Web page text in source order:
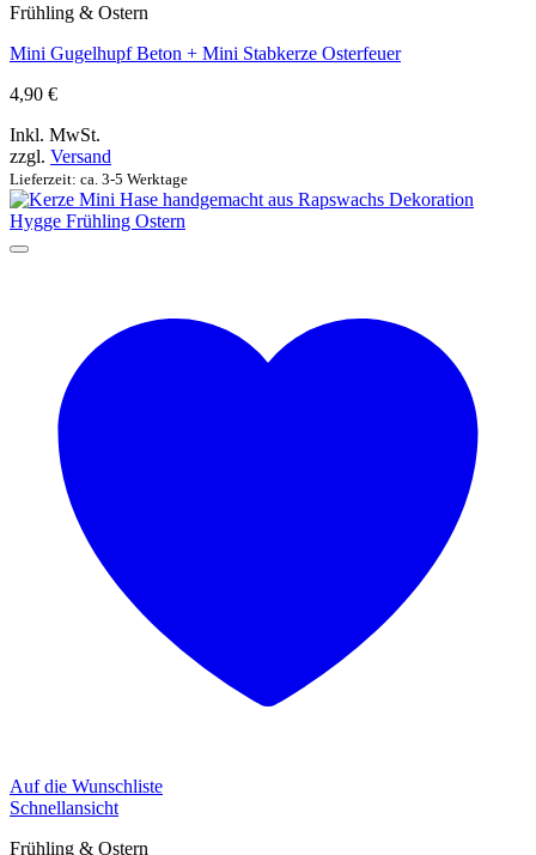
Frühling & Ostern
Mini Gugelhupf Beton + Mini Stabkerze Osterfeuer
4,90 €
Inkl. MwSt.
zzgl. Versand
Lieferzeit: ca. 3-5 Werktage
Auf die Wunschliste
Schnellansicht
Frühling & Ostern